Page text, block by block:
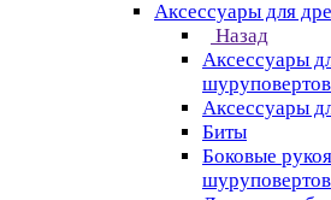
Аксессуары для
Назад
Аксессуары
шуруповертов
Аксессуары
Биты
Боковые
шуруповертов